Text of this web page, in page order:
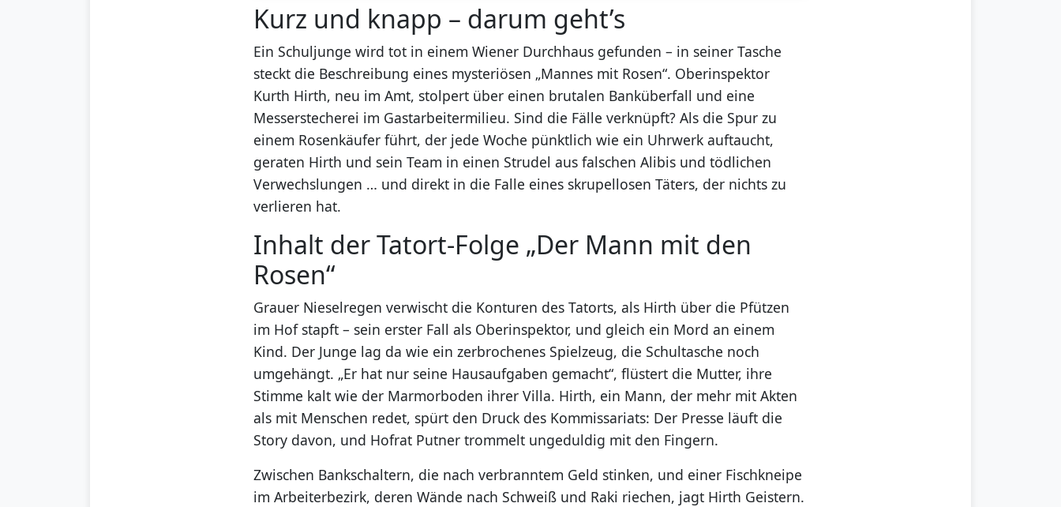
Kurz und knapp – darum geht’s
Ein Schuljunge wird tot in einem Wiener Durchhaus gefunden – in seiner Tasche
steckt die Beschreibung eines mysteriösen „Mannes mit Rosen“. Oberinspektor
Kurth Hirth, neu im Amt, stolpert über einen brutalen Banküberfall und eine
Messerstecherei im Gastarbeitermilieu. Sind die Fälle verknüpft? Als die Spur zu
einem Rosenkäufer führt, der jede Woche pünktlich wie ein Uhrwerk auftaucht,
geraten Hirth und sein Team in einen Strudel aus falschen Alibis und tödlichen
Verwechslungen … und direkt in die Falle eines skrupellosen Täters, der nichts zu
verlieren hat.
Inhalt der Tatort-Folge „Der Mann mit den
Rosen“
Grauer Nieselregen verwischt die Konturen des Tatorts, als Hirth über die Pfützen
im Hof stapft – sein erster Fall als Oberinspektor, und gleich ein Mord an einem
Kind. Der Junge lag da wie ein zerbrochenes Spielzeug, die Schultasche noch
umgehängt. „Er hat nur seine Hausaufgaben gemacht“, flüstert die Mutter, ihre
Stimme kalt wie der Marmorboden ihrer Villa. Hirth, ein Mann, der mehr mit Akten
als mit Menschen redet, spürt den Druck des Kommissariats: Der Presse läuft die
Story davon, und Hofrat Putner trommelt ungeduldig mit den Fingern.
Zwischen Bankschaltern, die nach verbranntem Geld stinken, und einer Fischkneipe
im Arbeiterbezirk, deren Wände nach Schweiß und Raki riechen, jagt Hirth Geistern.